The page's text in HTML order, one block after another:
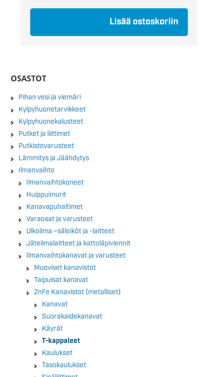
Lisää ostoskoriin
OSASTOT
Pihan vesi ja viemäri
Kylpyhuonetarvikkeet
Kylpyhuonekalusteet
Putket ja liittimet
Putkistovarusteet
Lämmitys ja Jäähdytys
Ilmanvaihto
Ilmanvaihtokoneet
Huippuimurit
Kanavapuhaltimet
Varaosat ja varusteet
Ulkoilma –säleiköt ja -laitteet
Jäteilmalaitteet ja kattoläpiviennit
Ilmanvaihtokanavat ja varusteet
Muoviset kanavistot
Taipuisat kanavat
ZnFe Kanavistot (metalliset)
Kanavat
Suorakaidekanavat
Käyrät
T-kappaleet
Kaulukset
Tasokaulukset